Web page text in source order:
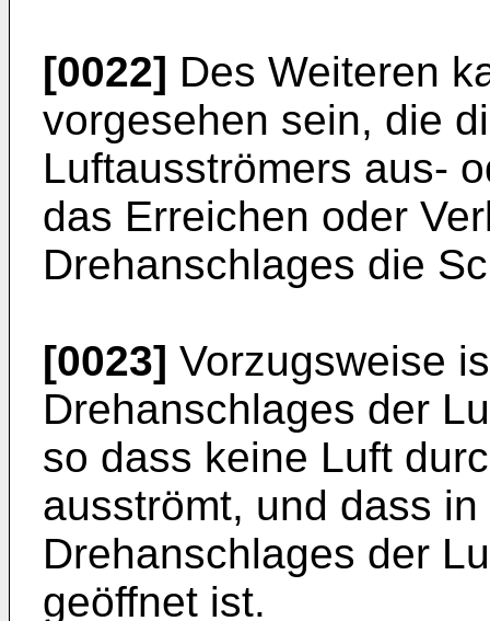
[0022] Des Weiteren
vorgesehen sein, die
Luftausströmers aus-
das Erreichen oder
Drehanschlages die
[0023] Vorzugsweise
Drehanschlages der
so dass keine Luft
ausströmt, und dass
Drehanschlages der
geöffnet ist.